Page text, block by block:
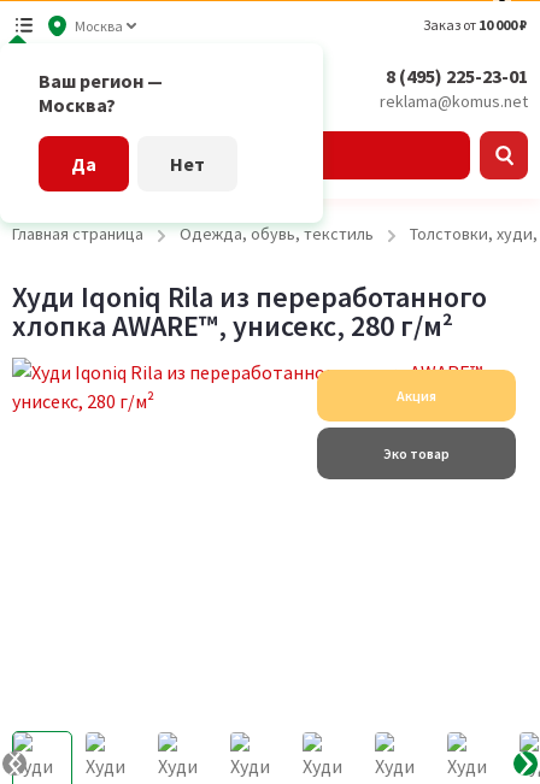
Москва
Ваш регион —
Москва?
Да Нет
Заказ от 10 000 ₽
8 (495) 225-23-01
reklama@komus.net
Главная страница Одежда, обувь, текстиль Толстовки,
Худи Iqoniq Rila из переработанного
хлопка AWARE™, унисекс, 280 г/м²
Акция
Эко товар